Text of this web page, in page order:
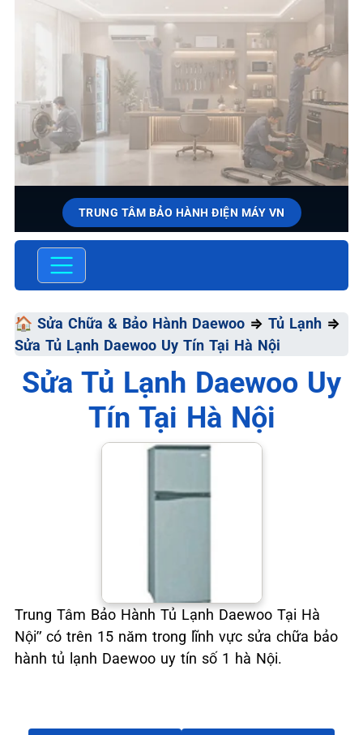
TRUNG TÂM BẢO HÀNH ĐIỆN MÁY VN
SỬA CHỮA & BẢO HÀNH
Đa
📞 09.663.898.33
🏠 Sửa Chữa & Bảo Hành Daewoo ⇒ Tủ Lạnh ⇒
Sửa Tủ Lạnh Daewoo Uy Tín Tại Hà Nội
Sửa Tủ Lạnh Daewoo Uy
Tín Tại Hà Nội
Trung Tâm Bảo Hành Tủ Lạnh Daewoo Tại Hà
Nội” có trên 15 năm trong lĩnh vực sửa chữa bảo
hành tủ lạnh Daewoo uy tín số 1 hà Nội.